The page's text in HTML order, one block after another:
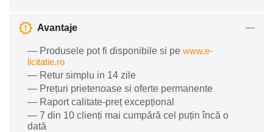
Avantaje
— Produsele pot fi disponibile si pe www.e-
licitatie.ro
— Retur simplu in 14 zile
— Prețuri prietenoase si oferte permanente
— Raport calitate-preț excepțional
— 7 din 10 clienți mai cumpără cel puțin încă o
dată